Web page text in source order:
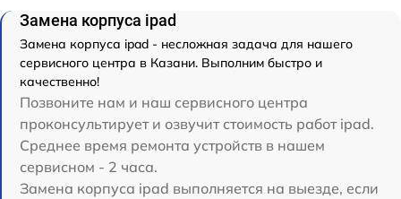
Замена корпуса ipad
Замена корпуса ipad - несложная задача для нашего
сервисного центра в Казани. Выполним быстро и
качественно!
Позвоните нам и наш сервисного центра
проконсультирует и озвучит стоимость работ ipad.
Среднее время ремонта устройств в нашем
сервисном - 2 часа.
Замена корпуса ipad выполняется на выезде, если